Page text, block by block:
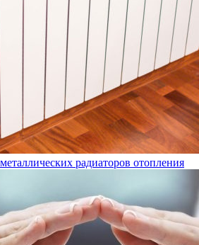
радиаторов отопления